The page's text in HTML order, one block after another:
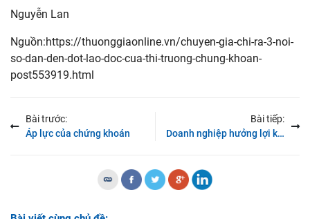
Nguyễn Lan
Nguồn:https://thuonggiaonline.vn/chuyen-gia-chi-ra-3-noi-
so-dan-den-dot-lao-doc-cua-thi-truong-chung-khoan-
post553919.html
Bài trước:
Áp lực của chứng khoán
Bài tiếp:
Doanh nghiệp hưởng lợi khi tỷ giá hạ nhiệt